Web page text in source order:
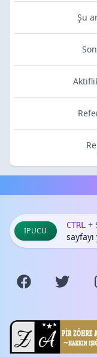
Şu
İPUCU
CTRL +